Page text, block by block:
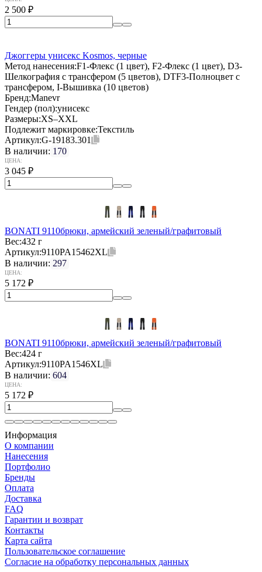
2 500 ₽
Джоггеры унисекс Kosmos, черные
Метод нанесения:F1-Флекс (1 цвет), F2-Флекс (1 цвет), D3-
Шелкография с трансфером (5 цветов), DTF3-Полноцвет с
трансфером, I-Вышивка (10 цветов)
Бренд:Manevr
Гендер (пол):унисекс
Размеры:XS–XXL
Подлежит маркировке:Текстиль
Артикул:G-19183.301
В наличии: 170
ЦЕНА:
3 045 ₽
BONATI 9110брюки, армейский зеленый/графитовый
Вес:432 г
Артикул:9110PA15462XL
В наличии: 297
ЦЕНА:
5 172 ₽
BONATI 9110брюки, армейский зеленый/графитовый
Вес:424 г
Артикул:9110PA1546XL
В наличии: 604
ЦЕНА:
5 172 ₽
Информация
О компании
Нанесения
Портфолио
Бренды
Оплата
Доставка
FAQ
Гарантии и возврат
Контакты
Карта сайта
Пользовательское соглашение
Согласие на обработку персональных данных